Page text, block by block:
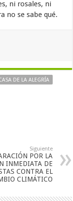
ni rosales, ni
no se sabe qué.
DE LA ALEGRÍA
Siguiente
POR LA
INMEDIATA DE
CONTRA EL
CLIMÁTICO